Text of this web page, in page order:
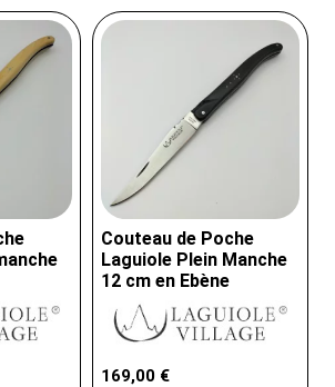
Couteau de Poche
Laguiole Plein Manche
12 cm en Ebène
169,00 €